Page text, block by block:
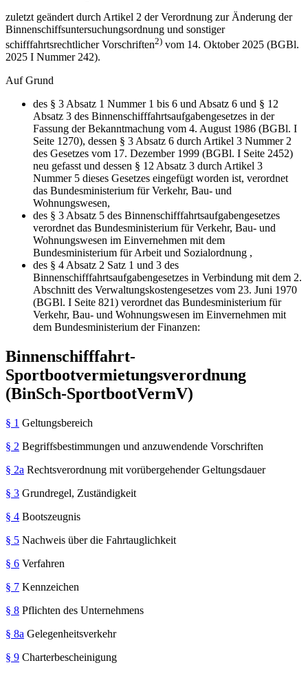
zuletzt geändert durch Artikel 2 der Verordnung zur Änderung der
Binnenschiffsuntersuchungsordnung und sonstiger
schifffahrtsrechtlicher Vorschriften2) vom 14. Oktober 2025 (BGBl.
2025 I Nummer 242).
Auf Grund
des § 3 Absatz 1 Nummer 1 bis 6 und Absatz 6 und § 12
Absatz 3 des Binnenschifffahrtsaufgabengesetzes in der
Fassung der Bekanntmachung vom 4. August 1986 (BGBl. I
Seite 1270), dessen § 3 Absatz 6 durch Artikel 3 Nummer 2
des Gesetzes vom 17. Dezember 1999 (BGBl. I Seite 2452)
neu gefasst und dessen § 12 Absatz 3 durch Artikel 3
Nummer 5 dieses Gesetzes eingefügt worden ist, verordnet
das Bundesministerium für Verkehr, Bau- und
Wohnungswesen,
des § 3 Absatz 5 des Binnenschifffahrtsaufgabengesetzes
verordnet das Bundesministerium für Verkehr, Bau- und
Wohnungswesen im Einvernehmen mit dem
Bundesministerium für Arbeit und Sozialordnung ,
des § 4 Absatz 2 Satz 1 und 3 des
Binnenschifffahrtsaufgabengesetzes in Verbindung mit dem 2.
Abschnitt des Verwaltungskostengesetzes vom 23. Juni 1970
(BGBl. I Seite 821) verordnet das Bundesministerium für
Verkehr, Bau- und Wohnungswesen im Einvernehmen mit
dem Bundesministerium der Finanzen:
Binnenschifffahrt-
Sportbootvermietungsverordnung
(BinSch-SportbootVermV)
§ 1 Geltungsbereich
§ 2 Begriffsbestimmungen und anzuwendende Vorschriften
§ 2a Rechtsverordnung mit vorübergehender Geltungsdauer
§ 3 Grundregel, Zuständigkeit
§ 4 Bootszeugnis
§ 5 Nachweis über die Fahrtauglichkeit
§ 6 Verfahren
§ 7 Kennzeichen
§ 8 Pflichten des Unternehmens
§ 8a Gelegenheitsverkehr
§ 9 Charterbescheinigung